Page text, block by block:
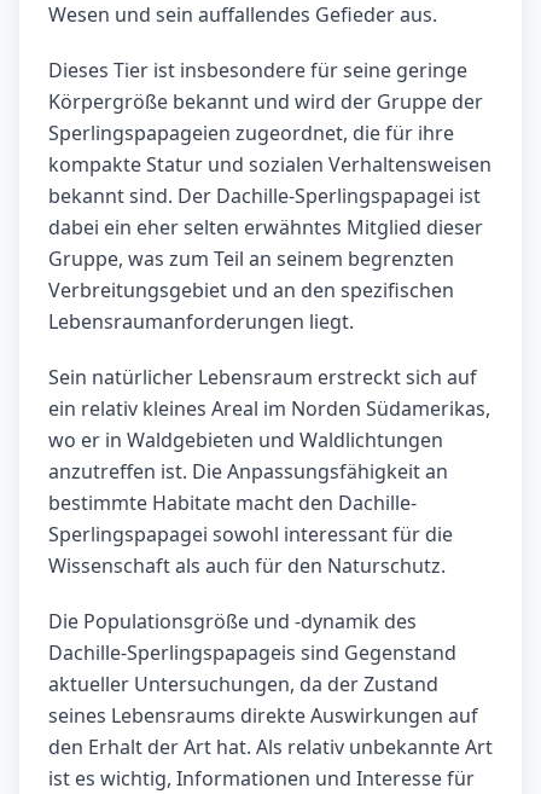
Wesen und sein auffallendes Gefieder aus.
Dieses Tier ist insbesondere für seine geringe
Körpergröße bekannt und wird der Gruppe der
Sperlingspapageien zugeordnet, die für ihre
kompakte Statur und sozialen Verhaltensweisen
bekannt sind. Der Dachille-Sperlingspapagei ist
dabei ein eher selten erwähntes Mitglied dieser
Gruppe, was zum Teil an seinem begrenzten
Verbreitungsgebiet und an den spezifischen
Lebensraumanforderungen liegt.
Sein natürlicher Lebensraum erstreckt sich auf
ein relativ kleines Areal im Norden Südamerikas,
wo er in Waldgebieten und Waldlichtungen
anzutreffen ist. Die Anpassungsfähigkeit an
bestimmte Habitate macht den Dachille-
Sperlingspapagei sowohl interessant für die
Wissenschaft als auch für den Naturschutz.
Die Populationsgröße und -dynamik des
Dachille-Sperlingspapageis sind Gegenstand
aktueller Untersuchungen, da der Zustand
seines Lebensraums direkte Auswirkungen auf
den Erhalt der Art hat. Als relativ unbekannte Art
ist es wichtig, Informationen und Interesse für